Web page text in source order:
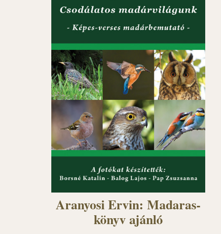
Aranyosi Ervin: Madaras-
könyv ajánló